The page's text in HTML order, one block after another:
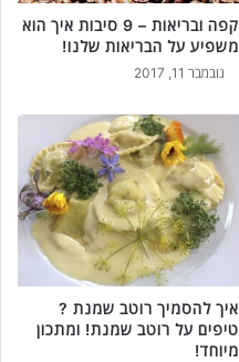
קפה ובריאות – 9 סיבות איך הוא
משפיע על הבריאות שלנו!
נובמבר 11, 2017
איך להסמיך רוטב שמנת ?
טיפים על רוטב שמנת! ומתכון
מיוחד!